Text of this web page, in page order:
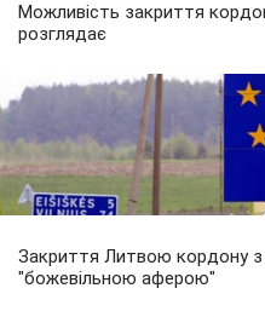
Можливість закриття
розглядає
Закриття Литвою кордону з
"божевільною аферою"